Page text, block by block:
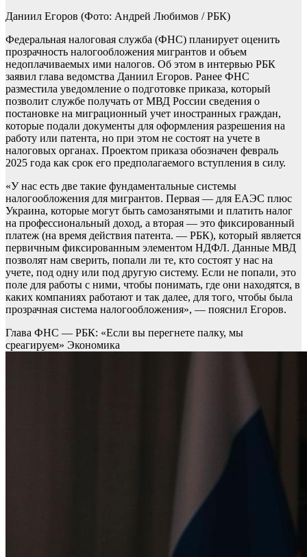
Даниил Егоров (Фото: Андрей Любимов / РБК)
Федеральная налоговая служба (ФНС) планирует оценить
прозрачность налогообложения мигрантов и объем
недоплачиваемых ими налогов. Об этом в интервью РБК
заявил глава ведомства Даниил Егоров. Ранее ФНС
разместила уведомление о подготовке приказа, который
позволит службе получать от МВД России сведения о
постановке на миграционный учет иностранных граждан,
которые подали документы для оформления разрешения на
работу или патента, но при этом не состоят на учете в
налоговых органах. Проектом приказа обозначен февраль
2025 года как срок его предполагаемого вступления в силу.
«У нас есть две такие фундаментальные системы
налогообложения для мигрантов. Первая — для ЕАЭС плюс
Украина, которые могут быть самозанятыми и платить налог
на профессиональный доход, а вторая — это фиксированный
платеж (на время действия патента. — РБК), который является
первичным фиксированным элементом НДФЛ. Данные МВД
позволят нам сверить, попали ли те, кто состоят у нас на
учете, под одну или под другую систему. Если не попали, это
поле для работы с ними, чтобы понимать, где они находятся, в
каких компаниях работают и так далее, для того, чтобы была
прозрачная система налогообложения», — пояснил Егоров.
Глава ФНС — РБК: «Если вы перегнете палку, мы
среагируем» Экономика